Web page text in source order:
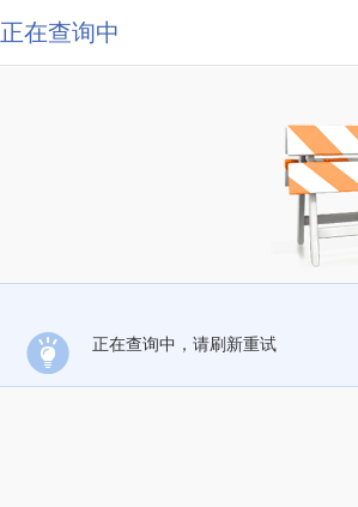
正在查询中
正在查询中，请刷新重试